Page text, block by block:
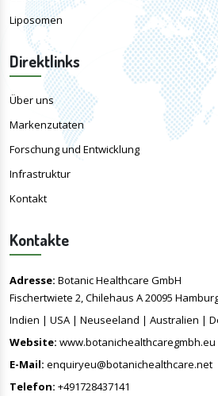
Liposomen
Direktlinks
Über uns
Markenzutaten
Forschung und Entwicklung
Infrastruktur
Kontakt
Kontakte
Adresse: Botanic Healthcare GmbH
Fischertwiete 2, Chilehaus A 20095
Indien | USA | Neuseeland | Australien |
Website: www.botanichealthcaregmbh.eu
E-Mail: enquiryeu@botanichealthcare.net
Telefon: +491728437141